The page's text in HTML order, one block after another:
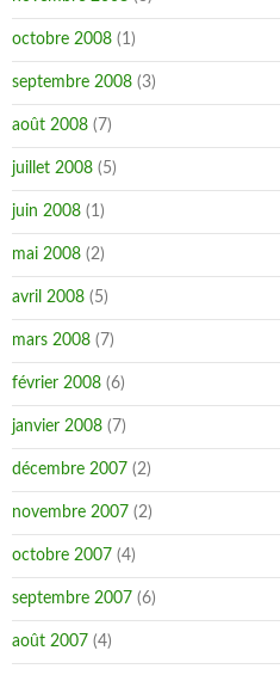
octobre 2008 (1)
septembre 2008 (3)
août 2008 (7)
juillet 2008 (5)
juin 2008 (1)
mai 2008 (2)
avril 2008 (5)
mars 2008 (7)
février 2008 (6)
janvier 2008 (7)
décembre 2007 (2)
novembre 2007 (2)
octobre 2007 (4)
septembre 2007 (6)
août 2007 (4)